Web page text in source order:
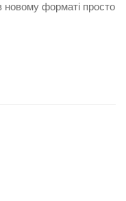
новому форматі просто